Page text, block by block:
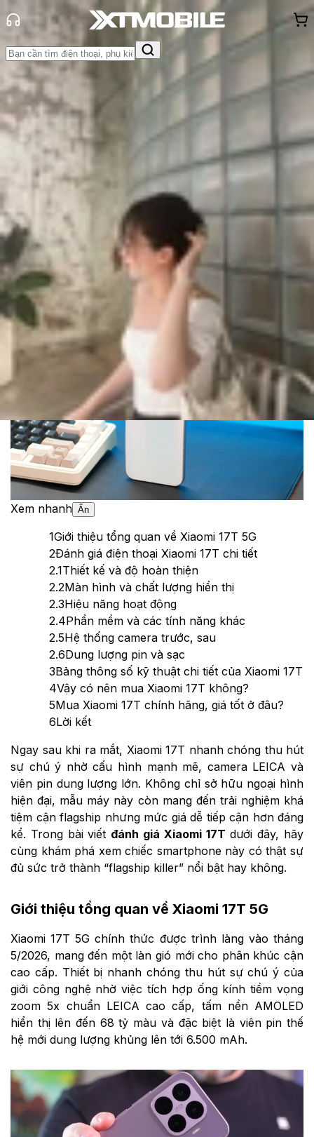
Trang chủ
Tin tức
Đánh Giá - Trên Tay
Tin Mới
Đánh Giá - Trên Tay
Khuyến
Thủ thuật Thông báoKhách
hàng - Sự kiện
Đánh giá Xiaomi 17T: Liệu có xứng
danh 'flagship killer'?
Triệu Vy
Ngày đăng: 29/05/2026
Cập nhật:
05/06/2026
Theo dõi XTMobile trên
Xem nhanh Ẩn
1Giới thiệu tổng quan về Xiaomi 17T 5G
2Đánh giá điện thoại Xiaomi 17T chi tiết
2.1Thiết kế và độ hoàn thiện
2.2Màn hình và chất lượng hiển thị
2.3Hiệu năng hoạt động
2.4Phần mềm và các tính năng khác
2.5Hệ thống camera trước, sau
2.6Dung lượng pin và sạc
3Bảng thông số kỹ thuật chi tiết của Xiaomi 17T
4Vậy có nên mua Xiaomi 17T không?
5Mua Xiaomi 17T chính hãng, giá tốt ở đâu?
6Lời kết
Ngay sau khi ra mắt, Xiaomi 17T nhanh chóng thu hút
sự chú ý nhờ cấu hình mạnh mẽ, camera LEICA và
viên pin dung lượng lớn. Không chỉ sở hữu ngoại hình
hiện đại, mẫu máy này còn mang đến trải nghiệm khá
tiệm cận flagship nhưng mức giá dễ tiếp cận hơn đáng
kể. Trong bài viết đánh giá Xiaomi 17T dưới đây, hãy
cùng khám phá xem chiếc smartphone này có thật sự
đủ sức trở thành “flagship killer” nổi bật hay không.
Giới thiệu tổng quan về Xiaomi 17T 5G
Xiaomi 17T 5G chính thức được trình làng vào tháng
5/2026, mang đến một làn gió mới cho phân khúc cận
cao cấp. Thiết bị nhanh chóng thu hút sự chú ý của
giới công nghệ nhờ việc tích hợp ống kính tiềm vọng
zoom 5x chuẩn LEICA cao cấp, tấm nền AMOLED
hiển thị lên đến 68 tỷ màu và đặc biệt là viên pin thế
hệ mới dung lượng khủng lên tới 6.500 mAh.